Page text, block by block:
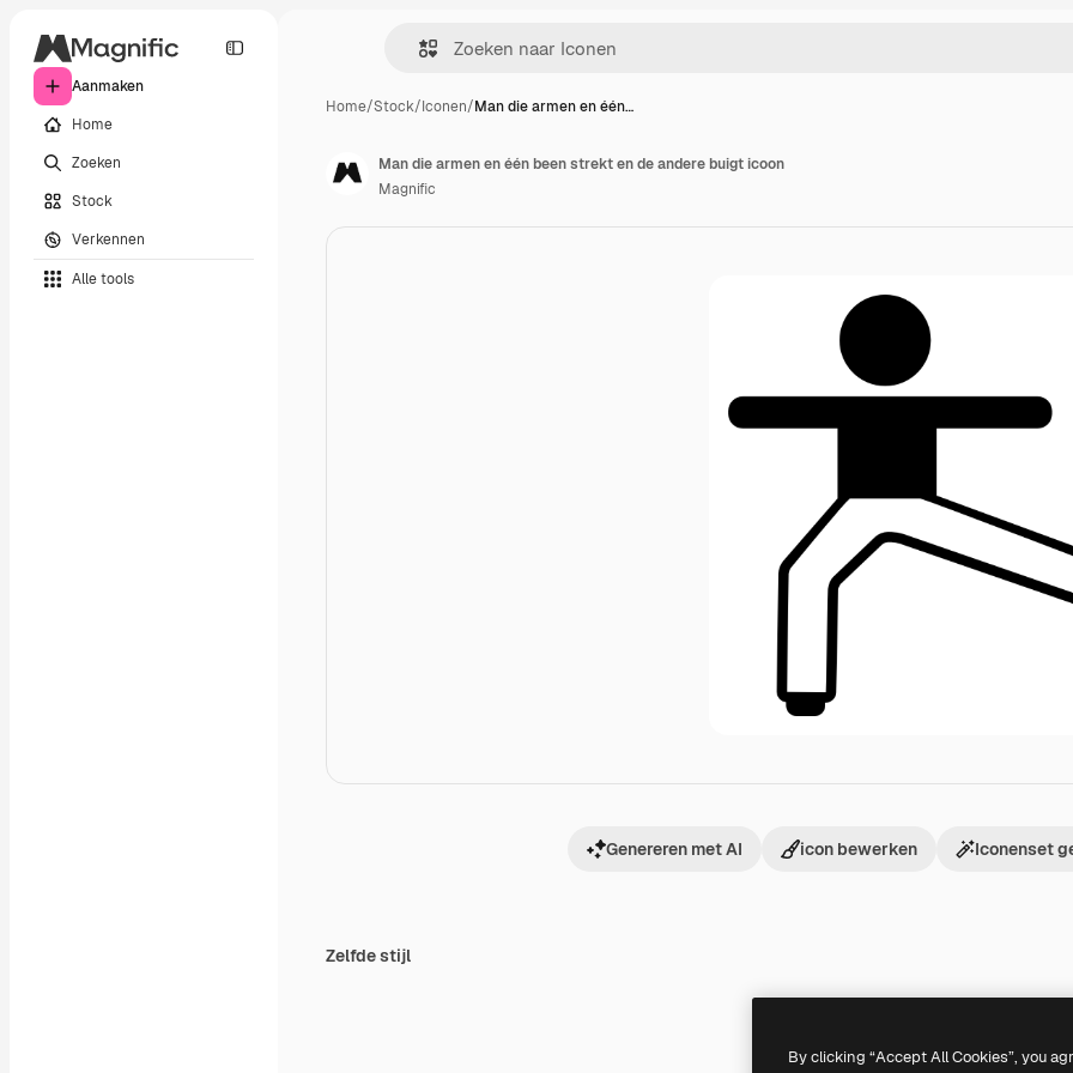
Aanmaken
Home
Zoeken
Stock
Verkennen
Alle tools
Home/Stock/Iconen/Man die armen en één…
Genereren met AI icon bewerken Iconenset
Man die armen en één been strekt en de andere buigt icoon
Magnific
Zelfde stijl
By clicking “Accept All Cookies”, you